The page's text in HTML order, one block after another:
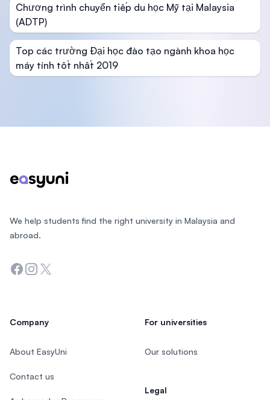
Chương trình chuyển tiếp du học Mỹ tại Malaysia
(ADTP)
Top các trường Đại học đào tạo ngành khoa học
máy tính tốt nhất 2019
We help students find the right university in Malaysia and
abroad.
Facebook
Instagram
Twitter
Company
About EasyUni
Contact us
For universities
Our solutions
Legal